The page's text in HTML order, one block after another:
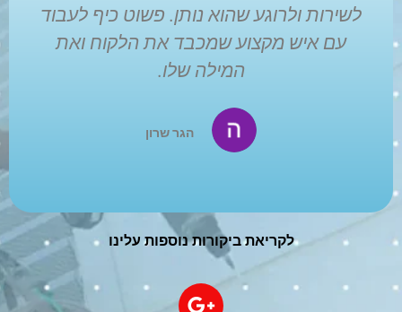
לשירות ולרוגע שהוא נותן. פשוט כיף לעבוד
עם איש מקצוע שמכבד את הלקוח ואת
המילה שלו.
הגר שרון
לקריאת ביקורות נוספות עלינו